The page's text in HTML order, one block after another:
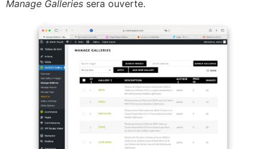
Manage Galleries sera ouverte.